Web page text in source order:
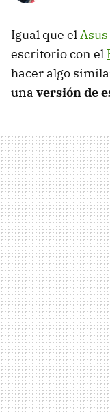
Igual que elAsus
escritorio con el
hacer algo
una versión de